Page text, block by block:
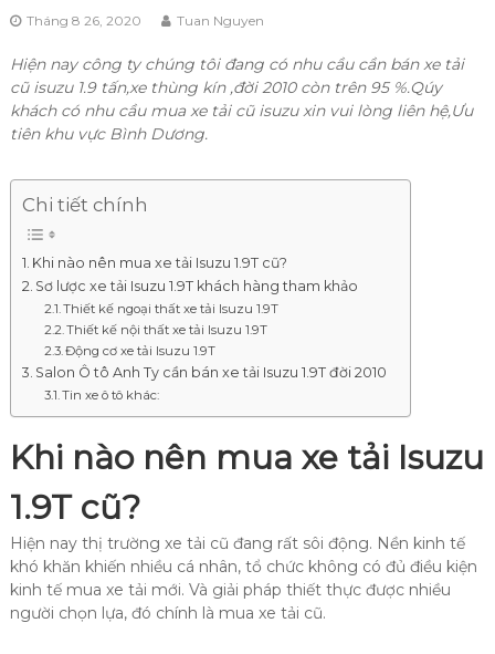
Tháng 8 26, 2020 Tuan Nguyen
Hiện nay công ty chúng tôi đang có nhu cầu cần bán xe tải
cũ isuzu 1.9 tấn,xe thùng kín ,đời 2010 còn trên 95 %.Qúy
khách có nhu cầu mua xe tải cũ isuzu xin vui lòng liên hệ,Ưu
tiên khu vực Bình Dương.
Chi tiết chính
Khi nào nên mua xe tải Isuzu 1.9T cũ?
Sơ lược xe tải Isuzu 1.9T khách hàng tham khảo
Thiết kế ngoại thất xe tải Isuzu 1.9T
Thiết kế nội thất xe tải Isuzu 1.9T
Động cơ xe tải Isuzu 1.9T
Salon Ô tô Anh Ty cần bán xe tải Isuzu 1.9T đời 2010
Tin xe ô tô khác:
Khi nào nên mua xe tải Isuzu
1.9T cũ?
Hiện nay thị trường xe tải cũ đang rất sôi động. Nền kinh tế
khó khăn khiến nhiều cá nhân, tổ chức không có đủ điều kiện
kinh tế mua xe tải mới. Và giải pháp thiết thực được nhiều
người chọn lựa, đó chính là mua xe tải cũ.